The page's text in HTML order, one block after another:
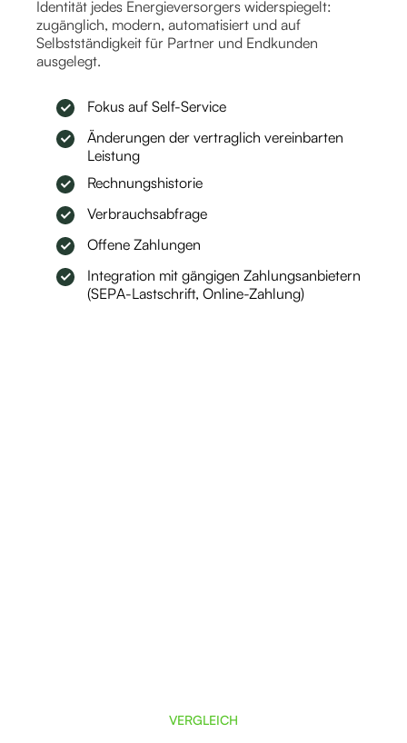
Identität jedes Energieversorgers widerspiegelt:
zugänglich, modern, automatisiert und auf
Selbstständigkeit für Partner und Endkunden
ausgelegt.
Fokus auf Self-Service
Änderungen der vertraglich vereinbarten
Leistung
Rechnungshistorie
Verbrauchsabfrage
Offene Zahlungen
Integration mit gängigen Zahlungsanbietern
(SEPA-Lastschrift, Online-Zahlung)
VERGLEICH